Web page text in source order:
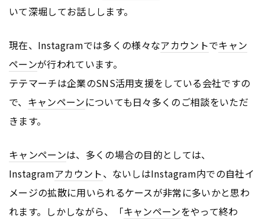
いて深堀してお話しします。
現在、Instagramでは多くの様々なアカウントでキャン
ペーンが行われています。
テテマーチは企業のSNS活用支援をしている会社ですの
で、 キャンペーンについても日々多くのご相談をいただ
きます。
キャンペーンは、多くの場合の目的としては、
Instagramアカウント、ないしはInstagram内での自社イ
メージの拡散に用いられるケースが非常に多いかと思わ
れます。しかしながら、「キャンペーンをやって終わ